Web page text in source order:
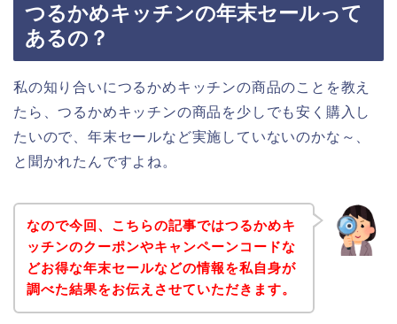
つるかめキッチンの年末セールって
あるの？
私の知り合いにつるかめキッチンの商品のことを教え
たら、つるかめキッチンの商品を少しでも安く購入し
たいので、年末セールなど実施していないのかな～、
と聞かれたんですよね。
なので今回、こちらの記事ではつるかめキ
ッチンのクーポンやキャンペーンコードな
どお得な年末セールなどの情報を私自身が
調べた結果をお伝えさせていただきます。